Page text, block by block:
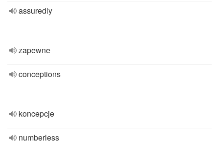
assuredly
zapewne
conceptions
koncepcje
numberless